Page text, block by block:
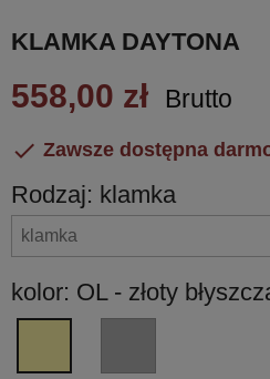
KLAMKA DAYTONA
558,00 zł Brutto
 Zawsze dostępna
Rodzaj: klamka
kolor: OL - złoty